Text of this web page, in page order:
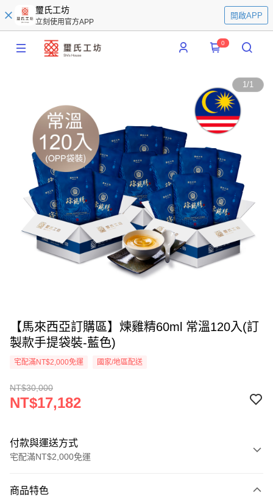
璽氏工坊
立刻使用官方APP
開啟APP
0
1/1
【馬來西亞訂購區】煉雞精60ml 常溫120入(訂
製款手提袋裝-藍色)
宅配滿NT$2,000免運 國家/地區配送
NT$30,000
NT$17,182
付款與運送方式
宅配滿NT$2,000免運
信用卡一次付款
商品特色